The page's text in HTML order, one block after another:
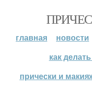
главная новости
как
прически и